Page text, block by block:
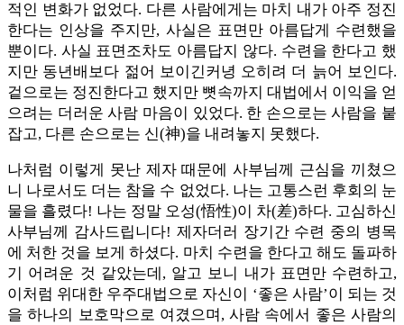
적인 변화가 없었다. 다른 사람에게는 마치 내가 아주 정진
한다는 인상을 주지만, 사실은 표면만 아름답게 수련했을
뿐이다. 사실 표면조차도 아름답지 않다. 수련을 한다고 했
지만 동년배보다 젊어 보이긴커녕 오히려 더 늙어 보인다.
겉으로는 정진한다고 했지만 뼛속까지 대법에서 이익을 얻
으려는 더러운 사람 마음이 있었다. 한 손으로는 사람을 붙
잡고, 다른 손으로는 신(神)을 내려놓지 못했다.
나처럼 이렇게 못난 제자 때문에 사부님께 근심을 끼쳤으
니 나로서도 더는 참을 수 없었다. 나는 고통스런 후회의 눈
물을 흘렸다! 나는 정말 오성(悟性)이 차(差)하다. 고심하신
사부님께 감사드립니다! 제자더러 장기간 수련 중의 병목
에 처한 것을 보게 하셨다. 마치 수련을 한다고 해도 돌파하
기 어려운 것 같았는데, 알고 보니 내가 표면만 수련하고,
이처럼 위대한 우주대법으로 자신이 ‘좋은 사람’이 되는 것
을 하나의 보호막으로 여겼으며, 사람 속에서 좋은 사람의